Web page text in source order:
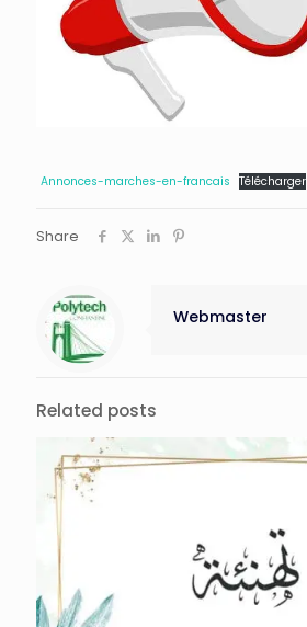
Annonces-marches-en-francais Télécharger
Share
Webmaster
Related posts